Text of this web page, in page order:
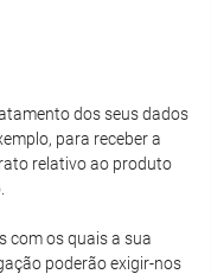
dos seus dados
para receber a
relativo ao produto
com os quais a sua
poderão exigir-nos